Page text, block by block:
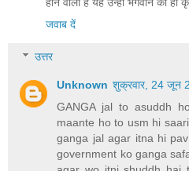
जवाब दें
उत्तर
Unknown शुक्रवार, 24 जून
GANGA jal to asuddh
maante ho to usm hi
ganga jal agar itna hi
government ko ganga